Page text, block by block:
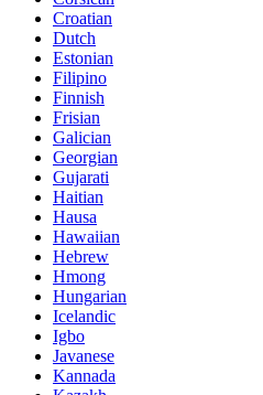
Croatian
Dutch
Estonian
Filipino
Finnish
Frisian
Galician
Georgian
Gujarati
Haitian
Hausa
Hawaiian
Hebrew
Hmong
Hungarian
Icelandic
Igbo
Javanese
Kannada